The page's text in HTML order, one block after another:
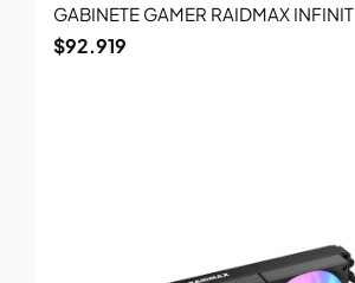
GABINETE GAMER RAIDMAX INFINIT
$92.919